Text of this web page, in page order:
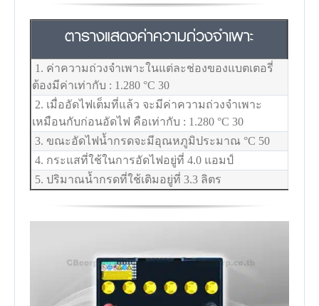
ตารางแสดงค่าความถ่วงจำเพาะ
1. ค่าความถ่วงจำเพาะในแต่ละช่องของแบตเตอรี่
ต้องมีค่าเท่ากับ : 1.280 °C 30
2. เมื่ออัดไฟเต็มที่แล้ว จะมีค่าความถ่วงจำเพาะ
เหมือนกับก่อนอัดไฟ คือเท่ากับ : 1.280 °C 30
3. ขณะอัดไฟน้ำกรดจะมีอุณหภูมิประมาณ °C 50
4. กระแสที่ใช้ในการอัดไฟอยู่ที่ 4.0 แอมป์
5. ปริมาณน้ำกรดที่ใช้เติมอยู่ที่ 3.3 ลิตร